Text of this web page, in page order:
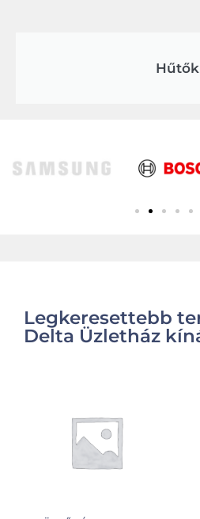
Hűtők
Legkeresettebb
Delta Üzletház